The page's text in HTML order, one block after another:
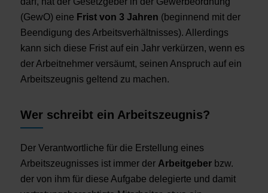
(GewO) eine Frist von 3 Jahren (beginnend mit der
Beendigung des Arbeitsverhältnisses). Allerdings
kann sich diese Frist auf ein Jahr verkürzen, wenn es
der Arbeitnehmer versäumt, seinen Anspruch auf ein
Arbeitszeugnis geltend zu machen.
Wer schreibt ein Arbeitszeugnis?
Der Verantwortliche für die Erstellung eines
Arbeitszeugnisses ist immer der Arbeitgeberbzw.
der von ihm für diese Aufgabe delegierte und damit